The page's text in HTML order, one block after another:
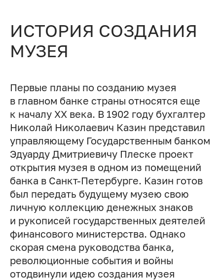
ИСТОРИЯ СОЗДАНИЯ
МУЗЕЯ
Первые планы по созданию музея
в главном банке страны относятся еще
к началу ХХ века. В 1902 году бухгалтер
Николай Николаевич Казин представил
управляющему Государственным банком
Эдуарду Дмитриевичу Плеске проект
открытия музея в одном из помещений
банка в Санкт-Петербурге. Казин готов
был передать будущему музею свою
личную коллекцию денежных знаков
и рукописей государственных деятелей
финансового министерства. Однако
скорая смена руководства банка,
революционные события и войны
отодвинули идею создания музея